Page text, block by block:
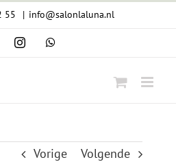
55 | info@salonlaluna.nl
InstagramWhatsApp
Vorige Volgende